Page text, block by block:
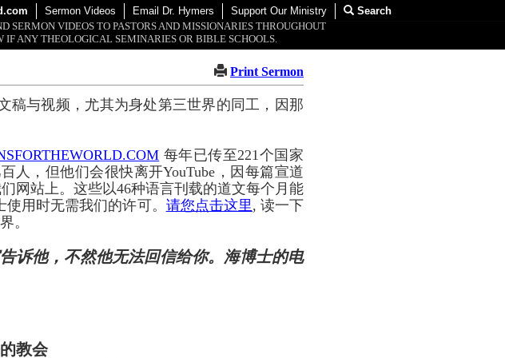
Sermon Videos Email Dr. Hymers Support Our Ministry
Search
SERMON VIDEOS TO PASTORS AND MISSIONARIES THROUGHOUT
ANY THEOLOGICAL SEMINARIES OR BIBLE SCHOOLS.
Print Sermon
稿与视频，尤其为身处第三世界的同工，因那
每年已传至221个国家
人，但他们会很快离开YouTube，因每篇宣道
网站上。这些以46种语言刊载的道文每个月能
用时无需我们的许可。 请您点击这里, 读一下
。
诉他，不然他无法回信给你。海博士的电
教会